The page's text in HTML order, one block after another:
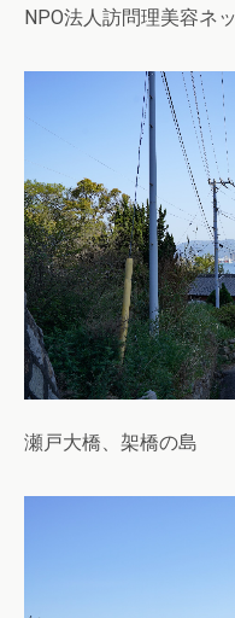
NPO法人訪問理美容ネ
瀬戸大橋、架橋の島